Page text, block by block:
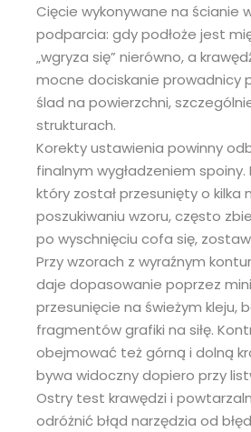
Cięcie wykonywane na ścianie
podparcia: gdy podłoże jest
„wgryza się” nierówno, a
mocne dociskanie prowadnicy
ślad na powierzchni,
strukturach.
Korekty ustawienia powinny
finalnym wygładzeniem
który został przesunięty o kilka
poszukiwaniu wzoru, często
po wyschnięciu cofa się,
Przy wzorach z wyraźnym
daje dopasowanie poprzez
przesunięcie na świeżym kleju,
fragmentów grafiki na siłę.
obejmować też górną i dolną
bywa widoczny dopiero przy
Ostry test krawędzi i
odróżnić błąd narzędzia od